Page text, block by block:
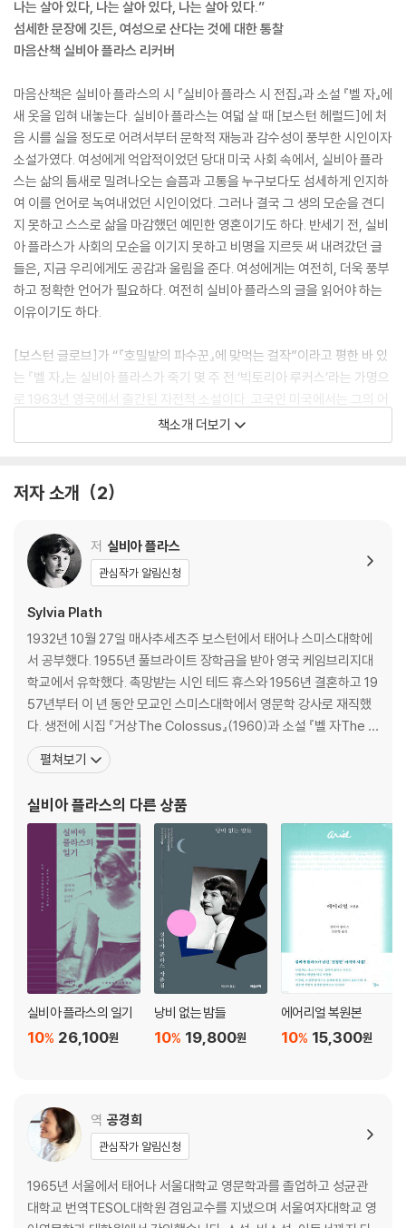
나는 살아 있다, 나는 살아 있다, 나는 살아 있다.”
섬세한 문장에 깃든, 여성으로 산다는 것에 대한 통찰
마음산책 실비아 플라스 리커버
마음산책은 실비아 플라스의 시 『실비아 플라스 시 전집』과 소설 『벨 자』에
새 옷을 입혀 내놓는다. 실비아 플라스는 여덟 살 때 [보스턴 헤럴드]에 처
음 시를 실을 정도로 어려서부터 문학적 재능과 감수성이 풍부한 시인이자
소설가였다. 여성에게 억압적이었던 당대 미국 사회 속에서, 실비아 플라
스는 삶의 틈새로 밀려나오는 슬픔과 고통을 누구보다도 섬세하게 인지하
여 이를 언어로 녹여내었던 시인이었다. 그러나 결국 그 생의 모순을 견디
지 못하고 스스로 삶을 마감했던 예민한 영혼이기도 하다. 반세기 전, 실비
아 플라스가 사회의 모순을 이기지 못하고 비명을 지르듯 써 내려갔던 글
들은, 지금 우리에게도 공감과 울림을 준다. 여성에게는 여전히, 더욱 풍부
하고 정확한 언어가 필요하다. 여전히 실비아 플라스의 글을 읽어야 하는
이유이기도 하다.
[보스턴 글로브]가 “『호밀밭의 파수꾼』에 맞먹는 걸작”이라고 평한 바 있
는 『벨 자』는 실비아 플라스가 죽기 몇 주 전 ‘빅토리아 루커스’라는 가명으
로 1963년 영국에서 출간된 자전적 소설이다. 고국인 미국에서는 그의 어
머니의 반대로 1971년에야 출간될 수 있었지만 영국에서의 뜨거운 반응에
고무된 젊은이들은 이 소설을 구해 함께 읽고, 공감하고, 스스로를 돌아보
성주의 그리고 여성운동에서 『벨 자』는 결코 빠뜨릴 수 없는 고유명사로도
열아홉 살 에스더 그린우드는 유명 잡지인 [레이디스 데이]의 공모전에 당
선되어 여름 한 달 동안 뉴욕에서 인턴으로 일하게 된다. 그러나 정작 뉴욕
음으로 맞닥뜨린 화려하고 음울한 대도시의 인간 군상 속에서 혼란스러워
하고 있는 자기 자신을 발견한다. 화려하게 살 수도 없으면서 엄마가 바라
는 ‘모범적인 미국 여성’으로서의 삶을 감당할 자신도 없다. 비겁한 위선자
인 버디 윌러드와 눈 딱 감고 결혼해서 의사 부인이 되어 안정적으로 살고
싶다는 바람도 없다. 무엇보다도 그간 별 의심 없이 품어온 삶의 전망이 더
는 밝지 않았다. 에스더의 내면에는 이제 깊은 고요만이 존재한다. 에스더
는 어딘가 텅 빈 채로 보스턴에 돌아온다. 유명 작가가 강의하는 여름 학기
글쓰기 강좌를 들으며 다잡을 계획으로 버텼지만 지원자 선정에서 탈락하
또 살아갈 예정이었던 인생은 누구의 것도 아니게 되어버린 가운데, 에스
더는 자살을 기도한다.
삶이 기차라면, 그곳에는 반드시 레일이 깔려 있을 것이다. 기차에 몸을 실
은 그 누구도 목적지 이탈이나 탈선을 의심하지도 걱정하지도 않는다. 기
차는 언젠가, 목적지에 닿는다. 이는 자명한 사실이다. 기실 우리는 우리네
삶도 그렇다고 여기곤 한다. 하물며 전쟁이 끝나고 냉전에 돌입한 1950년
대에는 모든 것이 지나치게 명확했을 것이다. 그것이 돌연 희부옇게 보이
는 순간, 일상의 곳곳에 생겨날 미세한 균열들을 실비아 플라스는 날카롭
게 포착해 우리 앞에 조용히 펼친다. 『벨 자』가 미국 소설의 고전으로 꼽히
는 이유도 바로 여기에 있다.
책소개 더보기
저자 소개 2
저 실비아 플라스
관심작가 알림신청
Sylvia Plath
1932년 10월 27일 매사추세츠주 보스턴에서 태어나 스미스대학에
서 공부했다. 1955년 풀브라이트 장학금을 받아 영국 케임브리지대
학교에서 유학했다. 촉망받는 시인 테드 휴스와 1956년 결혼하고 19
57년부터 이 년 동안 모교인 스미스대학에서 영문학 강사로 재직했
다. 생전에 시집 『거상The Colossus』(1960)과 소설 『벨 자The B
ell Jar』(1963)를 펴냈고, 1963년 2월 11일 스스로 생을 마감했다. 1
981년 출간된 『시 전집The Collected Poems』이 퓰리처상(시 부
수상
펼쳐보기
실비아 플라스의 다른 상품
실비아 플라스의 일기
26,100원
10%
낭비 없는 밤들
19,800원
10%
에어리얼 복원본
15,300원
10%
역 공경희
관심작가 알림신청
1965년 서울에서 태어나 서울대학교 영문학과를 졸업하고 성균관
대학교 번역TESOL대학원 겸임교수를 지냈으며 서울여자대학교 영